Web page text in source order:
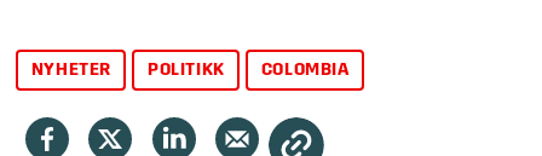
NYHETER POLITIKK COLOMBIA